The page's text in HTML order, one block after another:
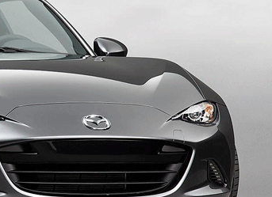
Motos
Varios
Choferes
mantienen a
movimiento